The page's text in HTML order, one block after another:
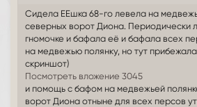
Сидела ЕЕшка 68-го левела на
северных ворот Диона. Периодически
гномочке и бафала её и бафала всех
на медвежью полянку, но тут
скриншот)
Посмотреть вложение 3045
и помощь с бафом на медвежьей
ворот Диона отныне для всех персов